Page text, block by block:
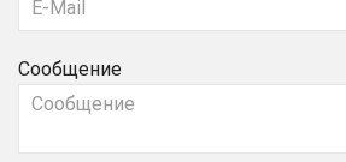
Сообщение